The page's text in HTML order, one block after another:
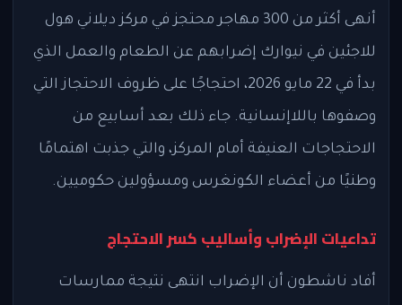
أنهى أكثر من 300 مهاجر محتجز في مركز ديلاني هول
للاجئين في نيوارك إضرابهم عن الطعام والعمل الذي
بدأ في 22 مايو 2026، احتجاجًا على ظروف الاحتجاز التي
وصفوها باللاإنسانية. جاء ذلك بعد أسابيع من
الاحتجاجات العنيفة أمام المركز، والتي جذبت اهتمامًا
وطنيًا من أعضاء الكونغرس ومسؤولين حكوميين.
تداعيات الإضراب وأساليب كسر الاحتجاج
أفاد ناشطون أن الإضراب انتهى نتيجة ممارسات